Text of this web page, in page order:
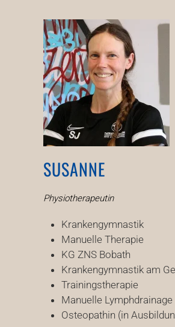
SUSANNE
Physiotherapeutin
Krankengymnastik
Manuelle Therapie
KG ZNS Bobath
Krankengymnastik am
Trainingstherapie
Manuelle Lymphdrainage
Osteopathin (in